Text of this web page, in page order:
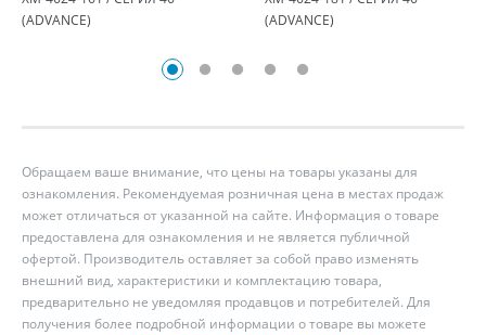
(ADVANCE)
(ADVANCE)
Обращаем ваше внимание, что цены на товары указаны для
ознакомления. Рекомендуемая розничная цена в местах продаж
может отличаться от указанной на сайте. Информация о товаре
предоставлена для ознакомления и не является публичной
офертой. Производитель оставляет за собой право изменять
внешний вид, характеристики и комплектацию товара,
предварительно не уведомляя продавцов и потребителей. Для
получения более подробной информации о товаре вы можете